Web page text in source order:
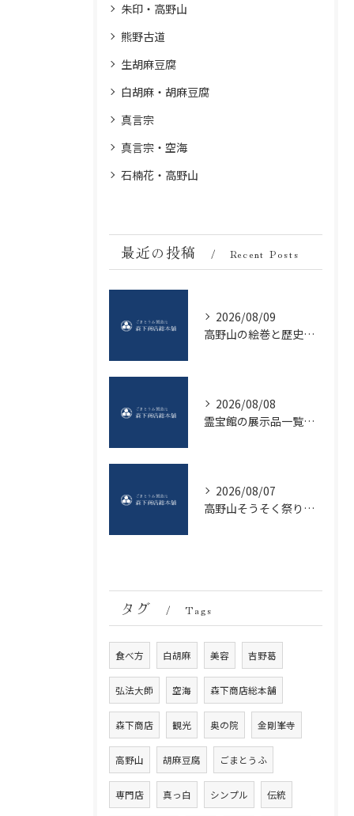
朱印・高野山
熊野古道
生胡麻豆腐
白胡麻・胡麻豆腐
真言宗
真言宗・空海
石楠花・高野山
最近の投稿 Recent Posts
2026/08/09
高野山の絵巻と歴史を深く知る三大秘宝と名宝徹底ガイド
2026/08/08
霊宝館の展示品一覧で国宝や仏像の見どころを効率よく把握する方法
2026/08/07
高野山そうそく祭り観光情報と幻想的な夜の楽しみ方とマナー徹底ガイド
タグ Tags
食べ方 白胡麻 美容 吉野葛
弘法大師 空海 森下商店総本舗
森下商店 観光 奥の院 金剛峯寺
高野山 胡麻豆腐 ごまとうふ
専門店 真っ白 シンプル 伝統